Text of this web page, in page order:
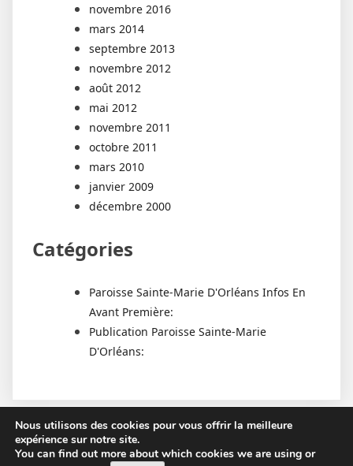
novembre 2016
mars 2014
septembre 2013
novembre 2012
août 2012
mai 2012
novembre 2011
octobre 2011
mars 2010
janvier 2009
décembre 2000
Catégories
Paroisse Sainte-Marie D'Orléans Infos En
Avant Première:
Publication Paroisse Sainte-Marie
D'Orléans:
Nous utilisons des cookies pour vous offrir la meilleure
expérience sur notre site.
You can find out more about which cookies we are using or